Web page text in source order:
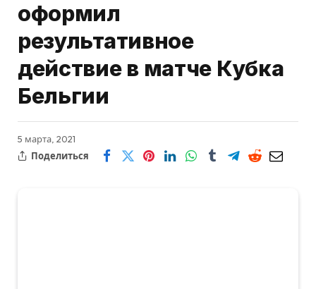
оформил
результативное
действие в матче Кубка
Бельгии
5 марта, 2021
Поделиться